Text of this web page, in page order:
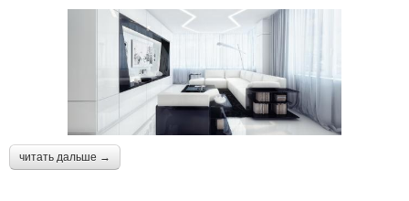
читать дальше →